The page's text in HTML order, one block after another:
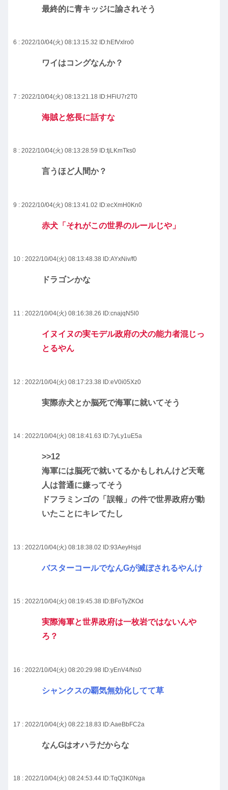
最終的に青キッジに諭されそう
6 : 2022/10/04(火) 08:13:15.32 ID:hEfVxlro0
ワイはコングなんか？
7 : 2022/10/04(火) 08:13:21.18 ID:HFiU7r2T0
海賊と悠長に話すな
8 : 2022/10/04(火) 08:13:28.59 ID:tjLKmTks0
言うほど人間か？
9 : 2022/10/04(火) 08:13:41.02 ID:ecXmH0Kn0
赤犬「それがこの世界のルールじや」
10 : 2022/10/04(火) 08:13:48.38 ID:AYxNiv/f0
ドラゴンかな
11 : 2022/10/04(火) 08:16:38.26 ID:cnajqN5l0
イヌイヌの実モデル政府の犬の能力者混じっ
とるやん
12 : 2022/10/04(火) 08:17:23.38 ID:eV0i05Xz0
実際赤犬とか脳死で海軍に就いてそう
14 : 2022/10/04(火) 08:18:41.63 ID:7yLy1uE5a
>>12
海軍には脳死で就いてるかもしれんけど天竜
人は普通に嫌ってそう
ドフラミンゴの「誤報」の件で世界政府が動
いたことにキレてたし
13 : 2022/10/04(火) 08:18:38.02 ID:93AeyHsjd
バスターコールでなんGが滅ぼされるやんけ
15 : 2022/10/04(火) 08:19:45.38 ID:BFoTyZKOd
実際海軍と世界政府は一枚岩ではないんや
ろ？
16 : 2022/10/04(火) 08:20:29.98 ID:yEnV4/Ns0
シャンクスの覇気無効化してて草
17 : 2022/10/04(火) 08:22:18.83 ID:AaeBbFC2a
なんGはオハラだからな
18 : 2022/10/04(火) 08:24:53.44 ID:TqQ3K0Nga